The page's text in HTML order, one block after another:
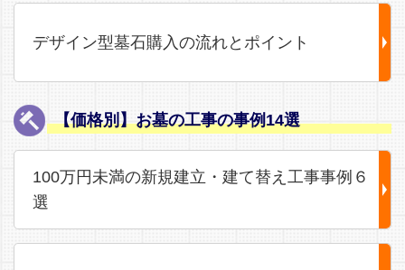
デザイン型墓石購入の流れとポイント
【価格別】お墓の工事の事例14選
100万円未満の新規建立・建て替え工事事例６
選